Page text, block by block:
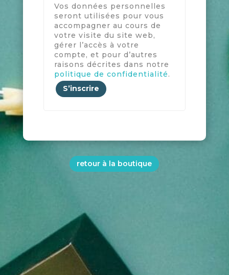
Vos données personnelles
seront utilisées pour vous
accompagner au cours de
votre visite du site web,
gérer l’accès à votre
compte, et pour d’autres
raisons décrites dans notre
politique de confidentialité.
S’inscrire
retour à la boutique